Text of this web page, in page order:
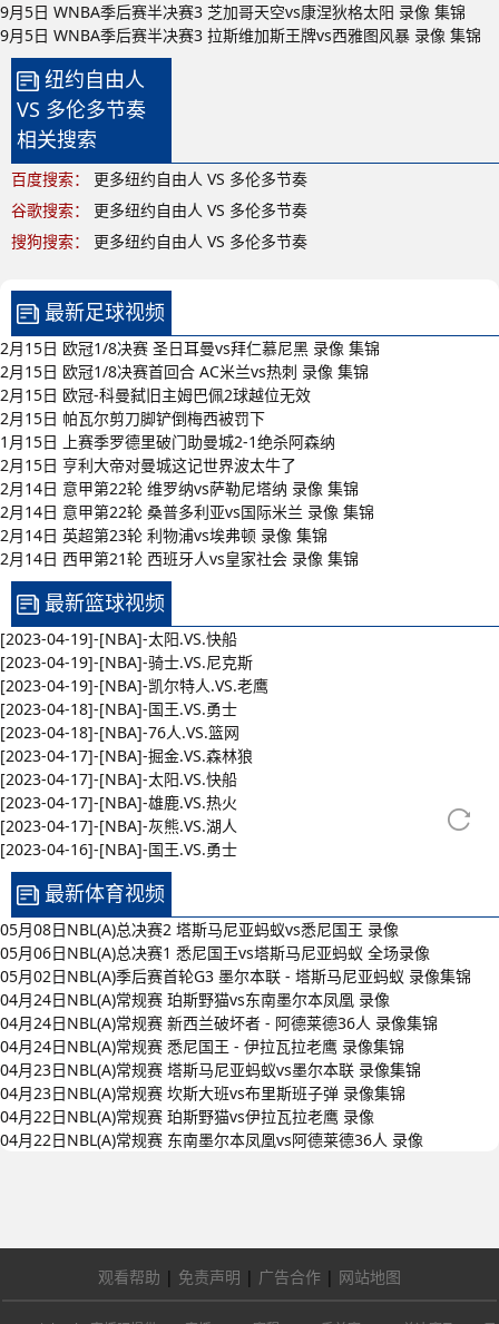
9月5日 WNBA季后赛半决赛3 芝加哥天空vs康涅狄格太阳 录像 集锦
9月5日 WNBA季后赛半决赛3 拉斯维加斯王牌vs西雅图风暴 录像 集锦
纽约自由人
VS 多伦多节奏
相关搜索
百度搜索：
更多纽约自由人 VS 多伦多节奏
谷歌搜索：
更多纽约自由人 VS 多伦多节奏
搜狗搜索：
更多纽约自由人 VS 多伦多节奏
最新足球视频
2月15日 欧冠1/8决赛 圣日耳曼vs拜仁慕尼黑 录像 集锦
2月15日 欧冠1/8决赛首回合 AC米兰vs热刺 录像 集锦
2月15日 欧冠-科曼弑旧主姆巴佩2球越位无效
2月15日 帕瓦尔剪刀脚铲倒梅西被罚下
1月15日 上赛季罗德里破门助曼城2-1绝杀阿森纳
2月15日 亨利大帝对曼城这记世界波太牛了
2月14日 意甲第22轮 维罗纳vs萨勒尼塔纳 录像 集锦
2月14日 意甲第22轮 桑普多利亚vs国际米兰 录像 集锦
2月14日 英超第23轮 利物浦vs埃弗顿 录像 集锦
2月14日 西甲第21轮 西班牙人vs皇家社会 录像 集锦
最新篮球视频
[2023-04-19]-[NBA]-太阳.VS.快船
[2023-04-19]-[NBA]-骑士.VS.尼克斯
[2023-04-19]-[NBA]-凯尔特人.VS.老鹰
[2023-04-18]-[NBA]-国王.VS.勇士
[2023-04-18]-[NBA]-76人.VS.篮网
[2023-04-17]-[NBA]-掘金.VS.森林狼
[2023-04-17]-[NBA]-太阳.VS.快船
[2023-04-17]-[NBA]-雄鹿.VS.热火
[2023-04-17]-[NBA]-灰熊.VS.湖人
[2023-04-16]-[NBA]-国王.VS.勇士
最新体育视频
05月08日NBL(A)总决赛2 塔斯马尼亚蚂蚁vs悉尼国王 录像
05月06日NBL(A)总决赛1 悉尼国王vs塔斯马尼亚蚂蚁 全场录像
05月02日NBL(A)季后赛首轮G3 墨尔本联 - 塔斯马尼亚蚂蚁 录像集锦
04月24日NBL(A)常规赛 珀斯野猫vs东南墨尔本凤凰 录像
04月24日NBL(A)常规赛 新西兰破坏者 - 阿德莱德36人 录像集锦
04月24日NBL(A)常规赛 悉尼国王 - 伊拉瓦拉老鹰 录像集锦
04月23日NBL(A)常规赛 塔斯马尼亚蚂蚁vs墨尔本联 录像集锦
04月23日NBL(A)常规赛 坎斯大班vs布里斯班子弹 录像集锦
04月22日NBL(A)常规赛 珀斯野猫vs伊拉瓦拉老鹰 录像
04月22日NBL(A)常规赛 东南墨尔本凤凰vs阿德莱德36人 录像
观看帮助 | 免责声明 | 广告合作 | 网站地图